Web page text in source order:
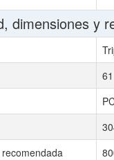
dimensiones y